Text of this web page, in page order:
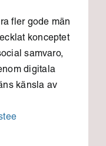
fler gode män
konceptet
samvaro,
digitala
känsla av